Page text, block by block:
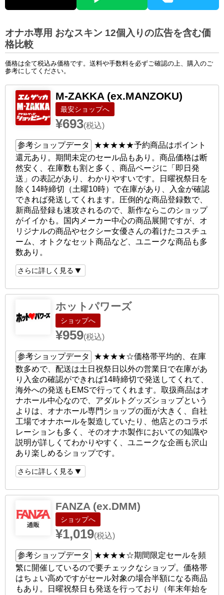
オナホ専用 おなスキン 12個入りの広告を含む価
格比較
価格は全て税込み価格です。送料や手数料を必ずご確認の上、購入のご
参考にしてください。
M-ZAKKA (ex.MANZOKU)
ショップへ
¥693(税込)
参考ショップデータ ★★★★★予約商品はポイント
還元あり。期間未定のセール品もあり。商品価格は断
然安く、在庫数も割と多く、商品ページに「即日発
送」の表記があり、わかりやすいです。日曜祝祭日を
除く14時締切（土曜10時）で在庫があり、入金が確認
できれば発送してくれます。圧倒的な商品登録数で、
新商品登録も速攻されるので、新作ならこのショップ
がイイかも。国内メーカー中心の商品展開ですが、オ
リジナルの商品やセクシー女優さんの着けたコスチュ
ーム、オトクなセット商品など、ユニークな商品も多
数あり。
さらに詳しく見る
ホットパワーズ
ショップへ
¥959(税込)
参考ショップデータ ★★★★☆価格帯平均的、在庫
数多めで、配送は土日祝祭日以外の営業日で在庫があ
り入金の確認ができれば14時締切で発送してくれて、
海外への発送もEMSで行ってくれます。取扱商品はオ
ナホール中心なので、アダルトグッズショップという
よりは、オナホール専門ショップの面が大きく、自社
工場でオナホールを製造していたり、他店とのコラボ
レーションも多く、そのオナホ製作においての知識や
説明が詳しくてわかりやすく、ユニークな企画も沢山
あり楽しめるショップです。
さらに詳しく見る
FANZA (ex.DMM)
ショップへ
¥1,019(税込)
参考ショップデータ ★★★★☆期間限定セールを頻
繁に開催しているので要チェックなショップ。価格帯
はちょい高めですがセール対象の場合半額になる商品
もあり。日曜祝祭日も発送を行っており（年末年始を